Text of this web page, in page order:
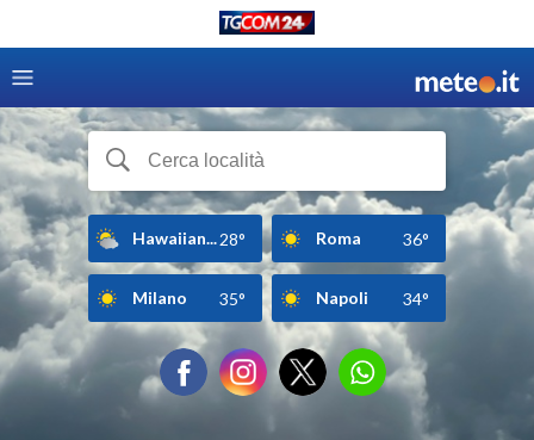
Hawaiian...28° Roma 36°
Milano 35° Napoli 34°